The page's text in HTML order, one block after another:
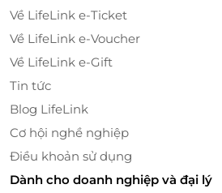
Quầy buffet đa dạng ẩm
Về LifeLink e-Ticket
Về LifeLink e-Voucher
Về LifeLink e-Gift
Tin tức
Blog LifeLink
Cơ hội nghề nghiệp
Điều khoản sử dụng
Dành cho doanh nghiệp và đại lý